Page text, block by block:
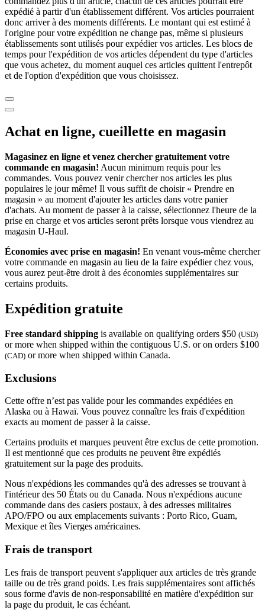
expédié à partir d'un établissement différent. Vos articles pourraient
donc arriver à des moments différents. Le montant qui est estimé à
l'origine pour votre expédition ne change pas, même si plusieurs
établissements sont utilisés pour expédier vos articles. Les blocs de
temps pour l'expédition de vos articles dépendent du type d'articles
que vous achetez, du moment auquel ces articles quittent l'entrepôt
et de l'option d'expédition que vous choisissez.
Achat en ligne, cueillette en magasin
Magasinez en ligne et venez chercher gratuitement votre
commande en magasin! Aucun minimum requis pour les
commandes. Vous pouvez venir chercher nos articles les plus
populaires le jour même! Il vous suffit de choisir « Prendre en
magasin » au moment d'ajouter les articles dans votre panier
d'achats. Au moment de passer à la caisse, sélectionnez l'heure de la
prise en charge et vos articles seront prêts lorsque vous viendrez au
magasin U-Haul.
Économies avec prise en magasin! En venant vous-même chercher
votre commande en magasin au lieu de la faire expédier chez vous,
vous aurez peut-être droit à des économies supplémentaires sur
certains produits.
Expédition gratuite
Free standard shipping is available on qualifying orders $50 (USD)
or more when shipped within the contiguous U.S. or on orders $100
(CAD) or more when shipped within Canada.
Exclusions
Cette offre n’est pas valide pour les commandes expédiées en
Alaska ou à Hawaï. Vous pouvez connaître les frais d'expédition
exacts au moment de passer à la caisse.
Certains produits et marques peuvent être exclus de cette promotion.
Il est mentionné que ces produits ne peuvent être expédiés
gratuitement sur la page des produits.
Nous n'expédions les commandes qu'à des adresses se trouvant à
l'intérieur des 50 États ou du Canada. Nous n'expédions aucune
commande dans des casiers postaux, à des adresses militaires
APO/FPO ou aux emplacements suivants : Porto Rico, Guam,
Mexique et îles Vierges américaines.
Frais de transport
Les frais de transport peuvent s'appliquer aux articles de très grande
taille ou de très grand poids. Les frais supplémentaires sont affichés
sous forme d'avis de non-responsabilité en matière d'expédition sur
la page du produit, le cas échéant.